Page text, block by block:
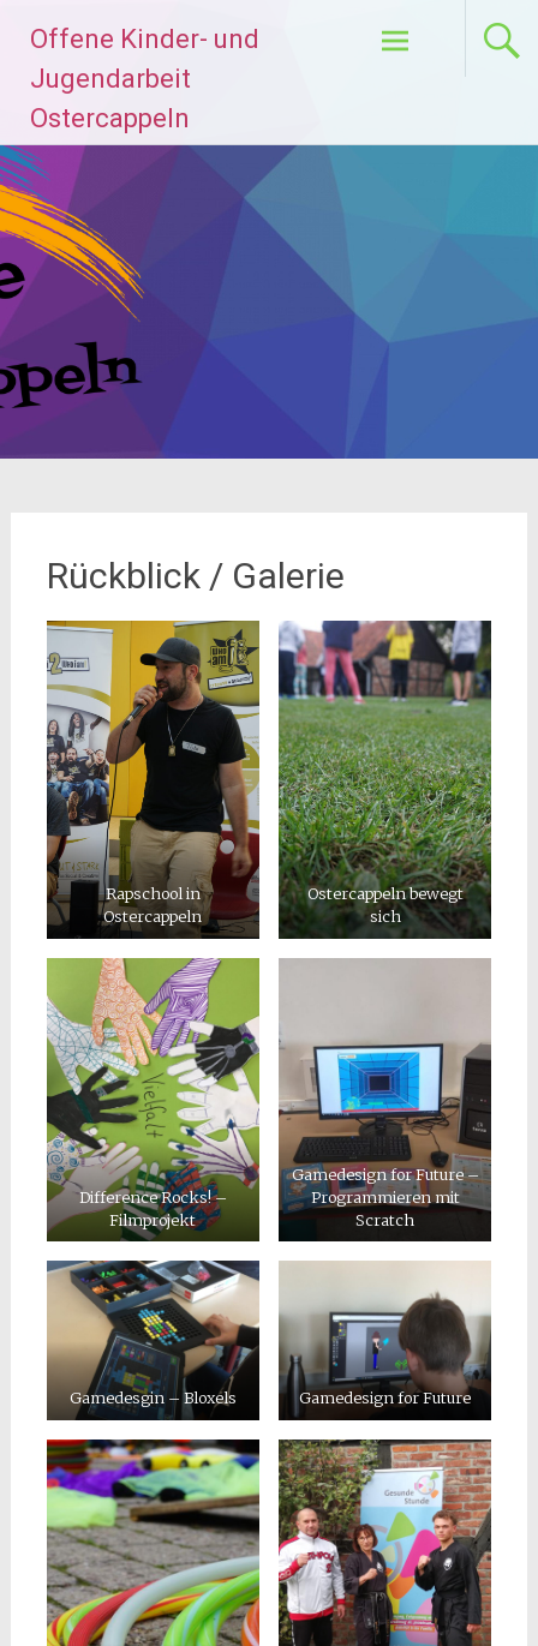
Inhalt
springen
Offene Kinder- und
Jugendarbeit
Ostercappeln
Rückblick / Galerie
Rapschool in
Ostercappeln
Ostercappeln bewegt
sich
Difference Rocks! –
Filmprojekt
Gamedesign for Future –
Programmieren mit
Scratch
Gamedesgin – Bloxels Gamedesign for Future